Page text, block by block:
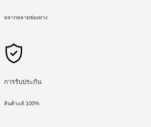
หลากหลายช่องทาง
การรับประกัน
สินค้าแท้ 100%